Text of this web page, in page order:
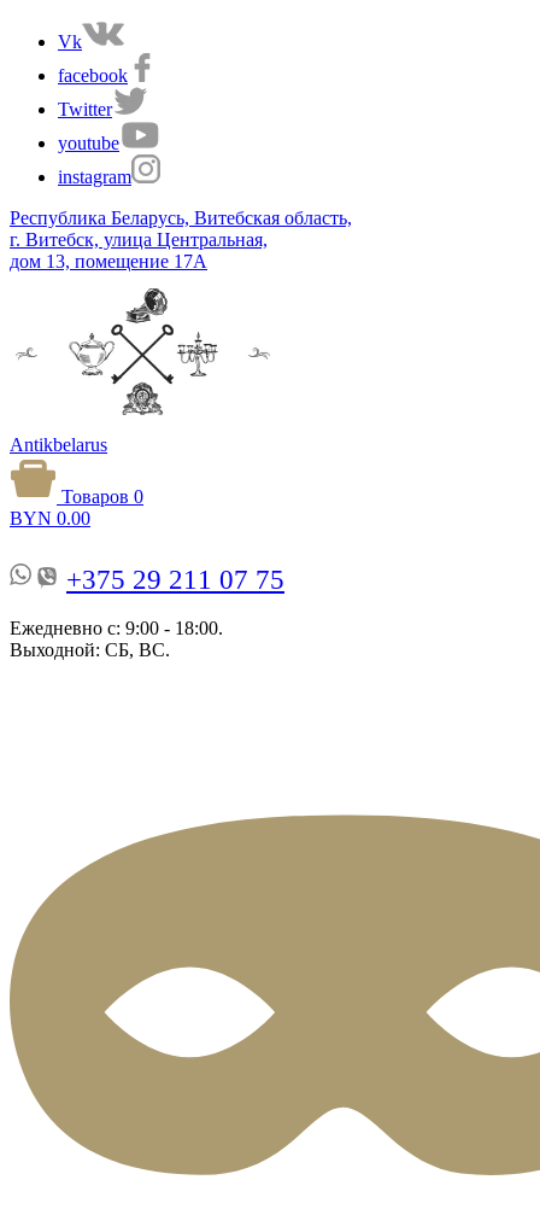
Vk
facebook
Twitter
youtube
instagram
Республика Беларусь, Витебская область,
г. Витебск, улица Центральная,
дом 13, помещение 17А
Antikbelarus
Товаров 0
BYN 0.00
+375 29 211 07 75
Ежедневно с: 9:00 - 18:00.
Выходной: СБ, ВС.